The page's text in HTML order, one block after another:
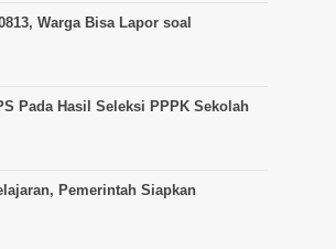
Warga Bisa Lapor soal
Pada Hasil Seleksi PPPK Sekolah
Pemerintah Siapkan